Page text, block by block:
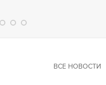
ВСЕ НОВОСТИ